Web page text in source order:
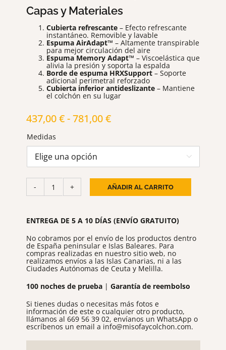
Capas y Materiales
Cubierta refrescante– Efecto refrescante
instantáneo. Removible y lavable
Espuma AirAdapt™ – Altamente transpirable
para mejor circulación del aire
Espuma Memory Adapt™ – Viscoelástica que
alivia la presión y soporta la espalda
Borde de espuma HRXSupport– Soporte
adicional perimetral reforzado
Cubierta inferior antideslizante– Mantiene
el colchón en su lugar
437,00€ - 781,00€Rango
precios:
hasta
781,00 €
Medidas

Emma
Body
cantidad
AÑADIR AL CARRITO
ENTREGA DE 5 A 10 DÍAS (ENVÍO GRATUITO)
No cobramos por el envío de los productos dentro
de España peninsular e Islas Baleares. Para
compras realizadas en nuestro sitio web, no
realizamos envíos a las Islas Canarias, ni a las
Ciudades Autónomas de Ceuta y Melilla.
100 noches de prueba| Garantía de reembolso
Si tienes dudas o necesitas más fotos e
información de este o cualquier otro producto,
llámanos al 669 56 39 02, envíanos un WhatsApp o
escríbenos un email a info@misofaycolchon.com.